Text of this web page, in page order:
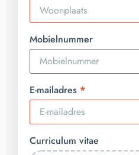
Mobielnummer
E-mailadres
Curriculum vitae